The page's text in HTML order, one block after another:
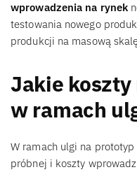
wprowadzenia na rynek
testowania nowego
produkcji na masową
Jakie
w ramach
W ramach ulgi na
próbnej i koszty